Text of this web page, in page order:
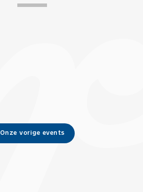
Onze vorige events